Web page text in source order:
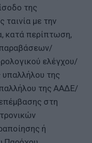
της
ταινία με την
κατά περίπτωση,
ελέγχου/
υπαλλήλου της
της ΑΑΔΕ/
στη
ή